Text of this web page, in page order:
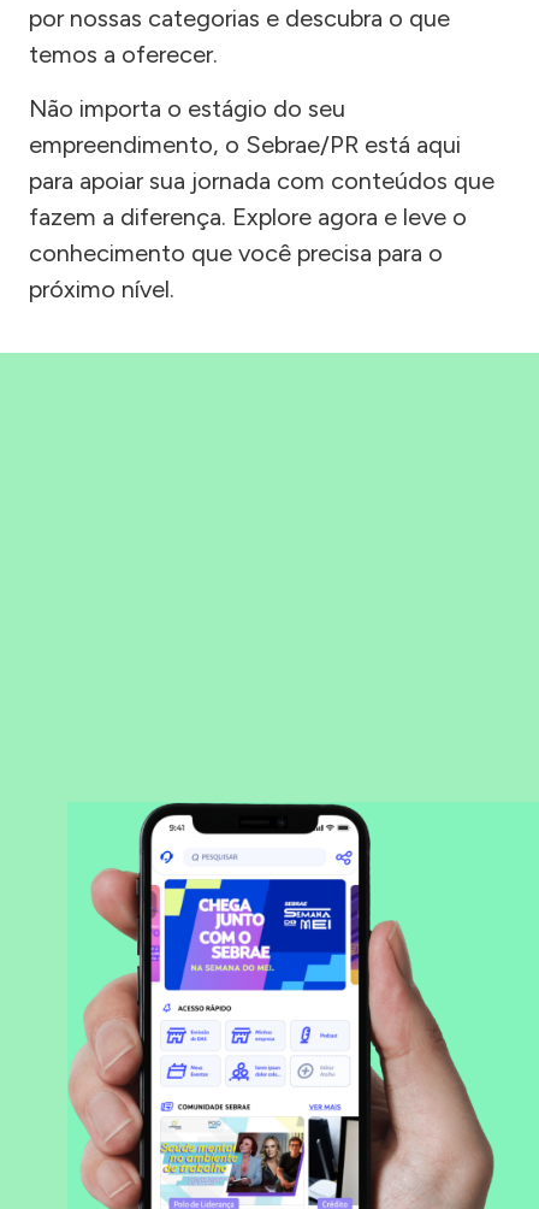
por nossas categorias e descubra o que
temos a oferecer.
Não importa o estágio do seu
empreendimento, o Sebrae/PR está aqui
para apoiar sua jornada com conteúdos que
fazem a diferença. Explore agora e leve o
conhecimento que você precisa para o
próximo nível.